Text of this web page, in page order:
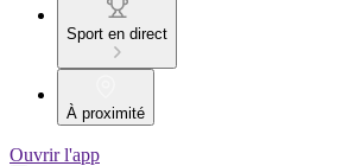
Sport en direct
À proximité
Ouvrir l'app